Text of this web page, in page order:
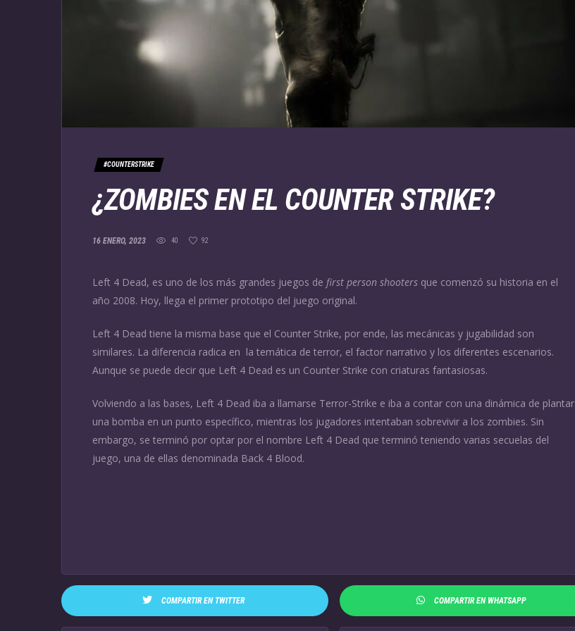
#COUNTERSTRIKE
¿ZOMBIES EN EL COUNTER STRIKE?
16 ENERO, 2023 40 92
Left 4 Dead, es uno de los más grandes juegos de first person shooters que comenzó su historia en el
año 2008. Hoy, llega el primer prototipo del juego original.
Left 4 Dead tiene la misma base que el Counter Strike, por ende, las mecánicas y jugabilidad son
similares. La diferencia radica en la temática de terror, el factor narrativo y los diferentes escenarios.
Aunque se puede decir que Left 4 Dead es un Counter Strike con criaturas fantasiosas.
Volviendo a las bases, Left 4 Dead iba a llamarse Terror-Strike e iba a contar con una dinámica de plantar
una bomba en un punto específico, mientras los jugadores intentaban sobrevivir a los zombies. Sin
embargo, se terminó por optar por el nombre Left 4 Dead que terminó teniendo varias secuelas del
juego, una de ellas denominada Back 4 Blood.
COMPARTIR EN TWITTER COMPARTIR EN WHATSAPP